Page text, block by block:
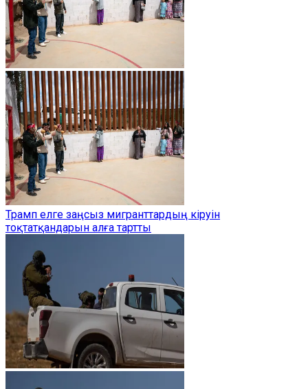
Трамп елге заңсыз мигранттардың кіруін
тоқтатқандарын алға тартты